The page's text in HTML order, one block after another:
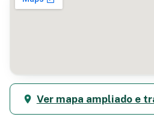
Ver mapa ampliado e